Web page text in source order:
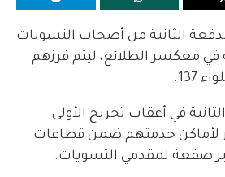
الثانية من أصحاب التسويات
في معكسر الطلائع، ليتم فرزهم
في أعقاب تخريج الأولى
لأماكن خدمتهم ضمن قطاعات
صفعة لمقدمي التسويات.